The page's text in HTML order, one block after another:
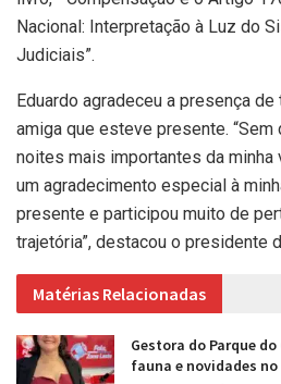
Nacional: Interpretação à Luz do
Judiciais”.
Eduardo agradeceu a presença
amiga que esteve presente. “Sem
noites mais importantes da minha
um agradecimento especial à
presente e participou muito de
trajetória”, destacou o presidente
Matérias Relacionadas
Gestora do Parque
fauna e novidades no